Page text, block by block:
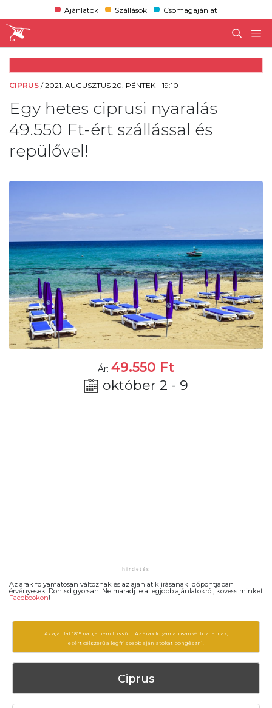
Ajánlatok Szállások Csomagajánlat
CIPRUS /2021. AUGUSZTUS 20. PÉNTEK - 19:10
Egy hetes ciprusi nyaralás
49.550 Ft-ért szállással és
repülővel!
Ár: 49.550 Ft
október 2 - 9
Az árak folyamatosan változnak és az ajánlat kiírásanak időpontjában
érvényesek. Döntsd gyorsan. Ne maradj le a legjobb ajánlatokról, kövess minket
Facebookon!
Az ajánlat 1815 napja nem frissült. Az árak folyamatosan változhatnak,
ezért célszerű a legfrissebb ajánlatokat böngészni.
Ciprus